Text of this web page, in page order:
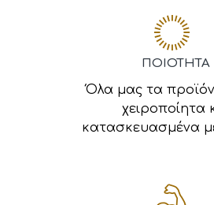
ΠΟΙΟΤΗΤΑ
Όλα μας τα
χειροποίητα
κατασκευασμένα